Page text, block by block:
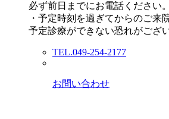
必ず前日までにお電話ください。
・予定時刻を過ぎてからのご来
予定診療ができない恐れがござ
TEL.049-254-2177
お問い合わせ